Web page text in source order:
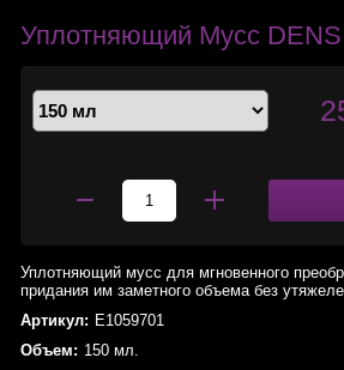
Уплотняющий Мусс
Уплотняющий мусс для мгновенного
придания им заметного объема без
Артикул: E1059701
Объем: 150 мл.